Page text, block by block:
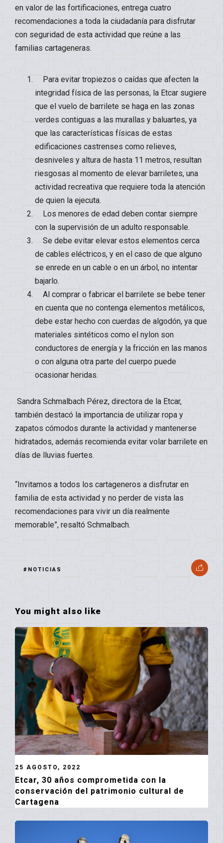
en valor de las fortificaciones, entrega cuatro
recomendaciones a toda la ciudadanía para disfrutar
con seguridad de esta actividad que reúne a las
familias cartageneras.
Para evitar tropiezos o caídas que afecten la
integridad física de las personas, la Etcar sugiere
que el vuelo de barrilete se haga en las zonas
verdes contiguas a las murallas y baluartes, ya
que las características físicas de estas
edificaciones castrenses como relieves,
desniveles y altura de hasta 11 metros, resultan
riesgosas al momento de elevar barriletes, una
actividad recreativa que requiere toda la atención
de quien la ejecuta.
Los menores de edad deben contar siempre
con la supervisión de un adulto responsable.
Se debe evitar elevar estos elementos cerca
de cables eléctricos, y en el caso de que alguno
se enrede en un cable o en un árbol, no intentar
bajarlo.
Al comprar o fabricar el barrilete se bebe tener
en cuenta que no contenga elementos metálicos,
debe estar hecho con cuerdas de algodón, ya que
materiales sintéticos como el nylon son
conductores de energía y la fricción en las manos
o con alguna otra parte del cuerpo puede
ocasionar heridas.
Sandra Schmalbach Pérez, directora de la Etcar,
también destacó la importancia de utilizar ropa y
zapatos cómodos durante la actividad y mantenerse
hidratados, además recomienda evitar volar barrilete en
días de lluvias fuertes.
“Invitamos a todos los cartageneros a disfrutar en
familia de esta actividad y no perder de vista las
recomendaciones para vivir un día realmente
memorable”, resaltó Schmalbach.
#NOTICIAS
You might also like
25 AGOSTO, 2022
Etcar, 30 años comprometida con la
conservación del patrimonio cultural de
Cartagena